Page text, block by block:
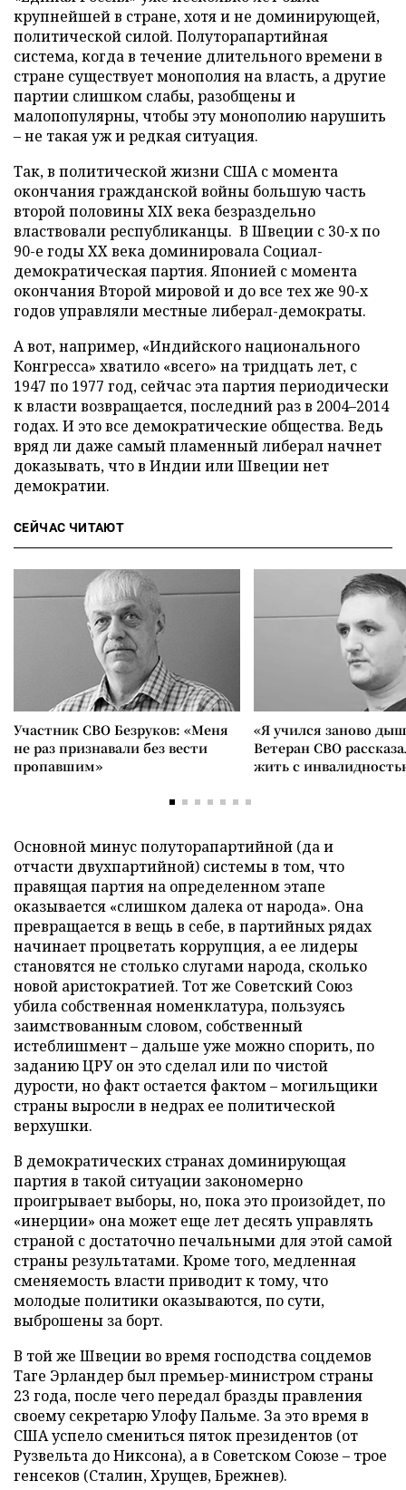
крупнейшей в стране, хотя и не доминирующей,
политической силой. Полуторапартийная
система, когда в течение длительного времени в
стране существует монополия на власть, а другие
партии слишком слабы, разобщены и
малопопулярны, чтобы эту монополию нарушить
– не такая уж и редкая ситуация.
Так, в политической жизни США с момента
окончания гражданской войны большую часть
второй половины XIX века безраздельно
властвовали республиканцы. В Швеции с 30-х по
90-е годы XX века доминировала Социал-
демократическая партия. Японией с момента
окончания Второй мировой и до все тех же 90-х
годов управляли местные либерал-демократы.
А вот, например, «Индийского национального
Конгресса» хватило «всего» на тридцать лет, с
1947 по 1977 год, сейчас эта партия периодически
к власти возвращается, последний раз в 2004–2014
годах. И это все демократические общества. Ведь
вряд ли даже самый пламенный либерал начнет
доказывать, что в Индии или Швеции нет
демократии.
СЕЙЧАС ЧИТАЮТ
Участник СВО Безруков: «Меня
не раз признавали без вести
пропавшим»
«Я учился заново
Ветеран СВО
жить с
Основной минус полуторапартийной (да и
отчасти двухпартийной) системы в том, что
правящая партия на определенном этапе
оказывается «слишком далека от народа». Она
превращается в вещь в себе, в партийных рядах
начинает процветать коррупция, а ее лидеры
становятся не столько слугами народа, сколько
новой аристократией. Тот же Советский Союз
убила собственная номенклатура, пользуясь
заимствованным словом, собственный
истеблишмент – дальше уже можно спорить, по
заданию ЦРУ он это сделал или по чистой
дурости, но факт остается фактом – могильщики
страны выросли в недрах ее политической
верхушки.
В демократических странах доминирующая
партия в такой ситуации закономерно
проигрывает выборы, но, пока это произойдет, по
«инерции» она может еще лет десять управлять
страной с достаточно печальными для этой самой
страны результатами. Кроме того, медленная
сменяемость власти приводит к тому, что
молодые политики оказываются, по сути,
выброшены за борт.
В той же Швеции во время господства соцдемов
Таге Эрландер был премьер-министром страны
23 года, после чего передал бразды правления
своему секретарю Улофу Пальме. За это время в
США успело смениться пяток президентов (от
Рузвельта до Никсона), а в Советском Союзе – трое
генсеков (Сталин, Хрущев, Брежнев).